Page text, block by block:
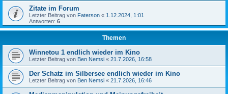
Zitate im Forum
Letzter Beitrag von Faterson « 1.12.2024, 1:01
Antworten: 6
Themen
Winnetou 1 endlich wieder im Kino
Letzter Beitrag von Ben Nemsi « 21.7.2026, 16:58
Der Schatz im Silbersee endlich wieder im Kino
Letzter Beitrag von Ben Nemsi « 21.7.2026, 16:46